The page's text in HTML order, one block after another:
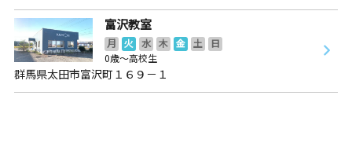
富沢教室
月 火 水 木 金 土
日
0歳～高校生
群馬県太田市富沢町１６９－１